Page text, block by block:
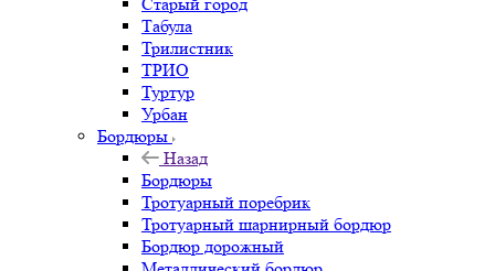
Табула
Трилистник
ТРИО
Туртур
Урбан
Бордюры
Назад
Бордюры
Тротуарный поребрик
Тротуарный шарнирный бордюр
Бордюр дорожный